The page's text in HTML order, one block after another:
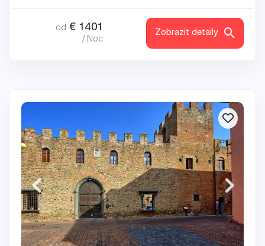
od € 1401
/ Noc
Zobrazit detaily